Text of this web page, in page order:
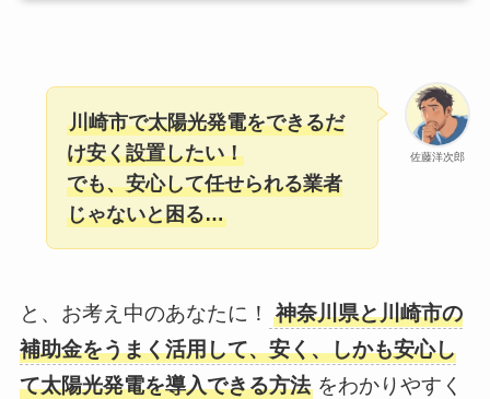
佐藤洋次郎
川崎市で太陽光発電をできるだ
け安く設置したい！
でも、安心して任せられる業者
じゃないと困る…
と、お考え中のあなたに！
神奈川県と川崎市の
補助金をうまく活用して、安く、しかも安心し
て太陽光発電を導入できる方法 をわかりやすく